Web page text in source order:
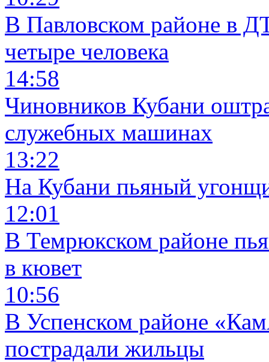
В Павловском районе в
четыре человека
14:58
Чиновников Кубани
служебных машинах
13:22
На Кубани пьяный
12:01
В Темрюкском районе
в кювет
10:56
В Успенском районе
пострадали жильцы